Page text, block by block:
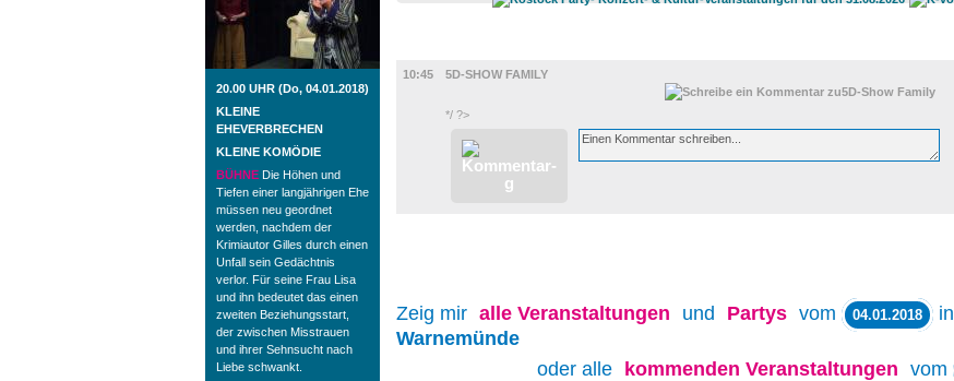
20.00 UHR (Do, 04.01.2018)
KLEINE
EHEVERBRECHEN
KLEINE KOMÖDIE
BÜHNE Die Höhen und
Tiefen einer langjährigen Ehe
müssen neu geordnet
werden, nachdem der
Krimiautor Gilles durch einen
Unfall sein Gedächtnis
verlor. Für seine Frau Lisa
und ihn bedeutet das einen
zweiten Beziehungsstart,
der zwischen Misstrauen
und ihrer Sehnsucht nach
Liebe schwankt.
10:45
5D-SHOW FAMILY
*/ ?>
Zeig mir alle Veranstaltungen und Partys vom 04.01.2018 in
Warnemünde
oder alle
kommenden Veranstaltungen vom